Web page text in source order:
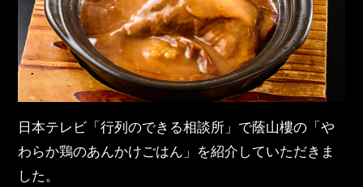
日本テレビ「行列のできる相談所」で蔭山樓の「や
わらか鶏のあんかけごはん」を紹介していただきま
した。